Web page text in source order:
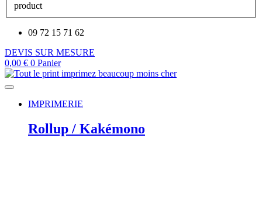
product
09 72 15 71 62
DEVIS SUR MESURE
0,00 € 0 Panier
IMPRIMERIE
Rollup / Kakémono